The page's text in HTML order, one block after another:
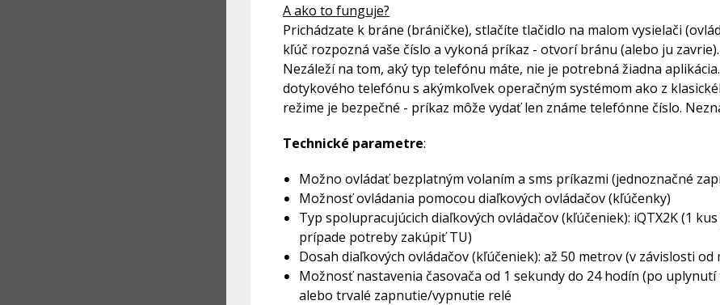
A ako to funguje?
Prichádzate k bráne (bráničke), stlačíte tlačidlo na malom vysielači
kľúč rozpozná vaše číslo a vykoná príkaz - otvorí bránu (alebo ju zavrie).
Nezáleží na tom, aký typ telefónu máte, nie je potrebná žiadna
dotykového telefónu s akýmkoľvek operačným systémom ako z
režime je bezpečné - príkaz môže vydať len známe telefónne číslo.
Technické parametre:
Možno ovládať bezplatným volaním a sms príkazmi (jednoznačné
Možnosť ovládania pomocou diaľkových ovládačov (kľúčenky)
Typ spolupracujúcich diaľkových ovládačov (kľúčeniek): iQTX2K (1
prípade potreby zakúpiť TU)
Dosah diaľkových ovládačov (kľúčeniek): až 50 metrov (v závislosti
Možnosť nastavenia časovača od 1 sekundy do 24 hodín (po
alebo trvalé zapnutie/vypnutie relé